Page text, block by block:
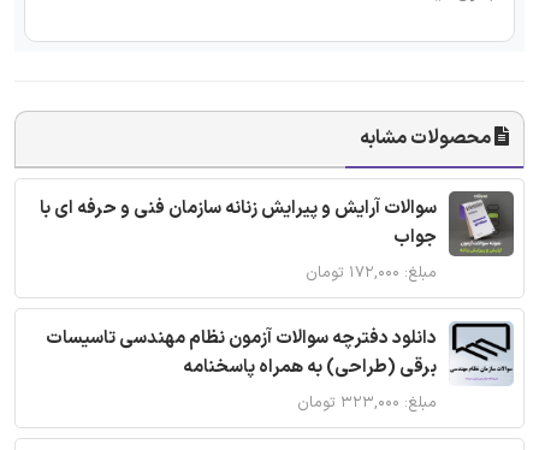
محصولات مشابه
سوالات آرایش و پیرایش زنانه سازمان فنی و حرفه ای با
جواب
مبلغ: ۱۷۲,۰۰۰ تومان
دانلود دفترچه سوالات آزمون نظام مهندسی تاسیسات
برقی (طراحی) به همراه پاسخنامه
مبلغ: ۳۲۳,۰۰۰ تومان